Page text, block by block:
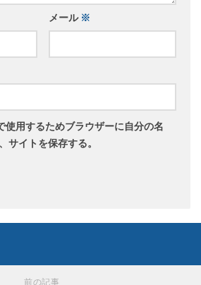
メール ※
使用するためブラウザーに自分の名
サイトを保存する。
前の記事